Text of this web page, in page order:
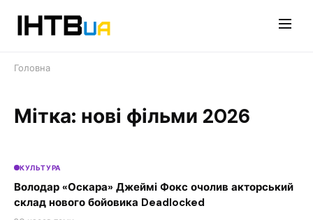
Головна
Мітка: нові фільми 2026
КУЛЬТУРА
Володар «Оскара» Джеймі Фокс очолив акторський
склад нового бойовика Deadlocked